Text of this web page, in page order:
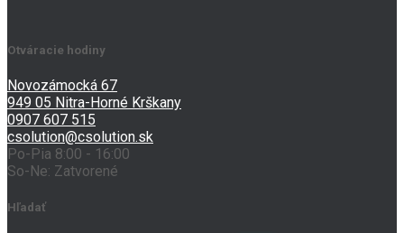
Otváracie hodiny
Novozámocká 67
949 05 Nitra-Horné Krškany
0907 607 515
csolution@csolution.sk
Po-Pia 8:00 - 16:00
So-Ne: Zatvorené
Hľadať